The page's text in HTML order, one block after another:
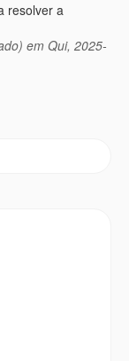
resolver a
em Qui, 2025-